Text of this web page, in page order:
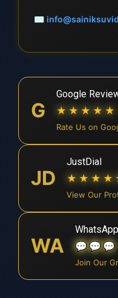
✉
G
Google
★★★★★
Rate Us on
JD
JustDial
View Our
WA
WhatsApp
💬💬💬
Join Our